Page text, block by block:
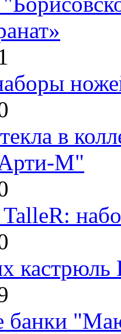
в
М"
кастрюль
банки